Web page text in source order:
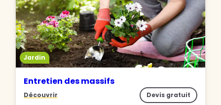
Jardin
Entretien des massifs
Découvrir Devis gratuit